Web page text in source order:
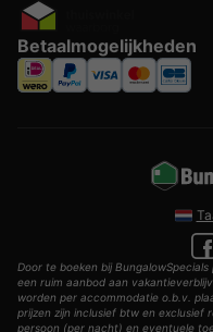
Betaalmogelijkheden
Door te boeken bij
een ruim aanbod aan
worden per accommodatie o.b.v.
prijzen zijn inclusief btw en exclusief
persoon (per nacht) en eventuele